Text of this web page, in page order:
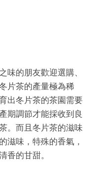
味的朋友歡迎選購、
片茶的產量極為稀
出冬片茶的茶園需要
期調節才能採收到良
。而且冬片茶的滋味
滋味，特殊的香氣，
香的甘甜。